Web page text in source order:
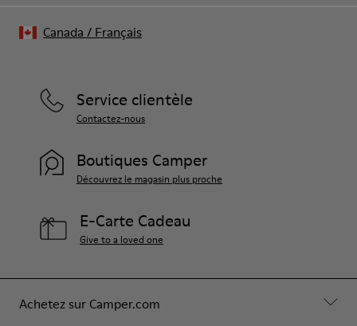
Achetez sur Camper.com
Service clientèle
Contactez-nous
Boutiques Camper
Découvrez le magasin plus proche
E-Carte Cadeau
Give to a loved one
Canada / Français